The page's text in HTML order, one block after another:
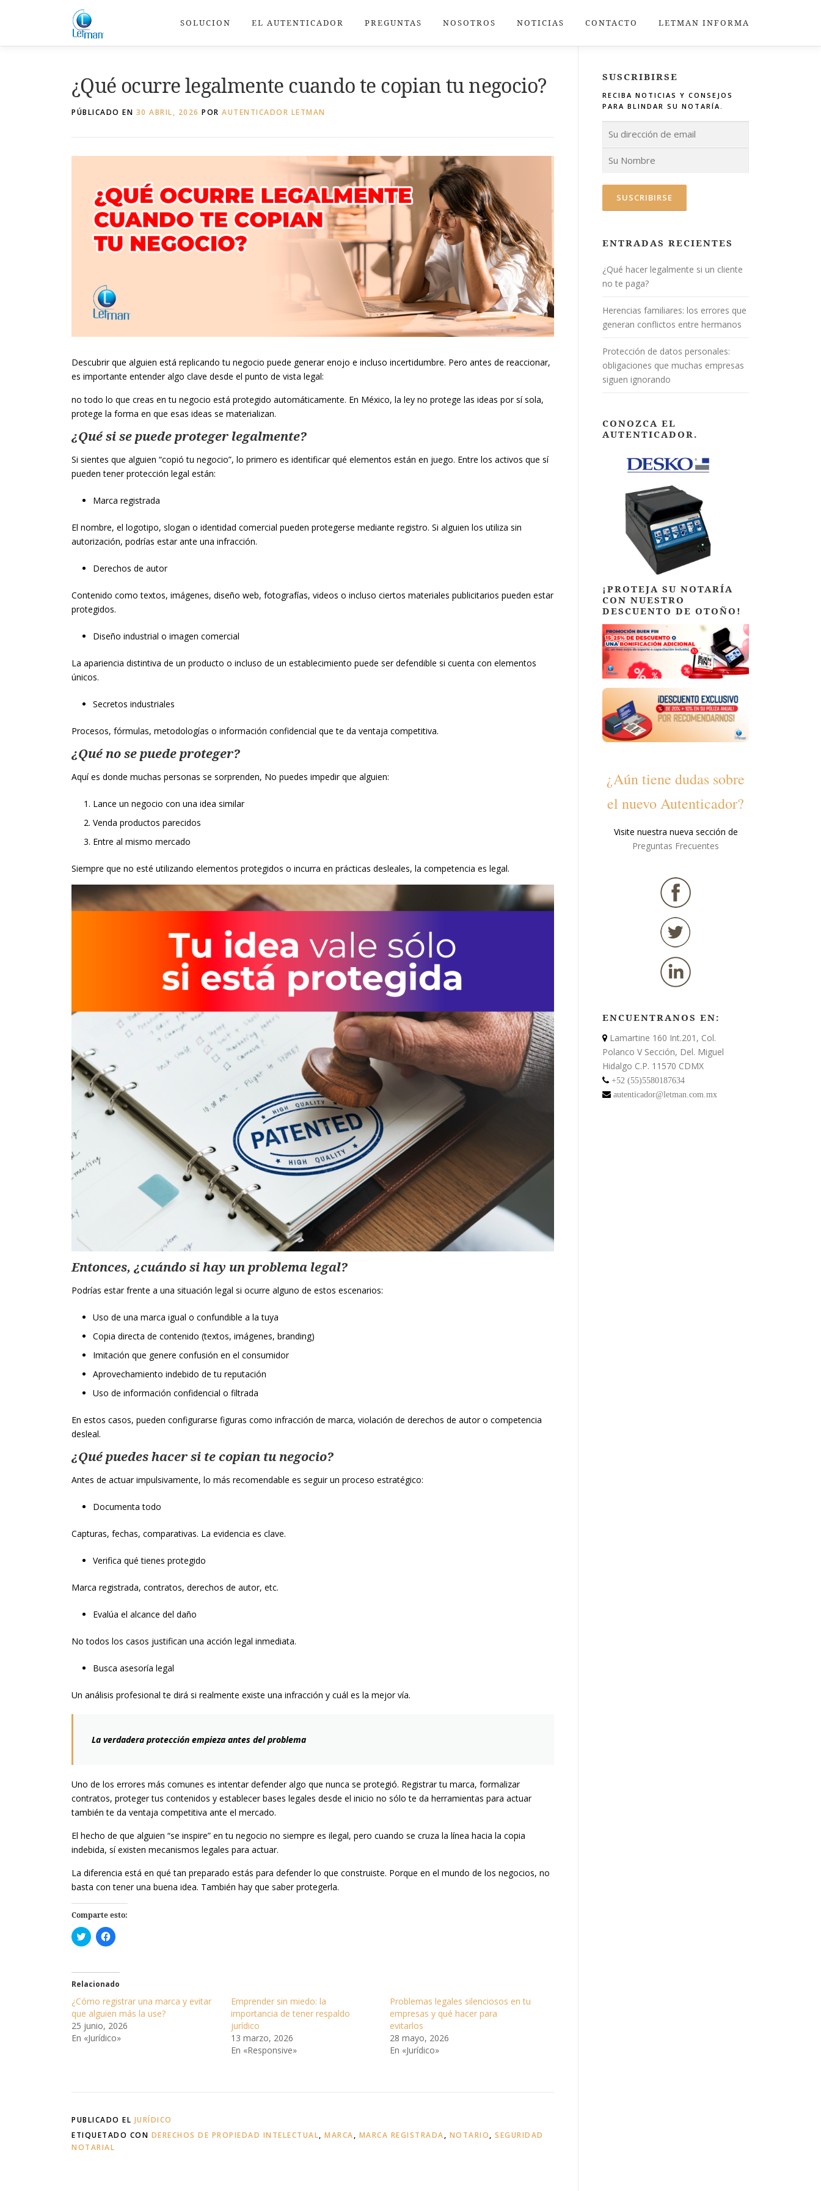
SOLUCION EL AUTENTICADOR PREGUNTAS NOSOTROS NOTICIAS CONTACTO LETMAN INFORMA
¿Qué ocurre legalmente cuando te copian tu negocio?
PÚBLICADO EN 30 ABRIL, 2026 POR AUTENTICADOR LETMAN
Descubrir que alguien está replicando tu negocio puede generar enojo e incluso incertidumbre. Pero antes de reaccionar,
es importante entender algo clave desde el punto de vista legal:
no todo lo que creas en tu negocio está protegido automáticamente. En México, la ley no protege las ideas por sí sola,
protege la forma en que esas ideas se materializan.
¿Qué si se puede proteger legalmente?
Si sientes que alguien “copió tu negocio”, lo primero es identificar qué elementos están en juego. Entre los activos que sí
pueden tener protección legal están:
Marca registrada
El nombre, el logotipo, slogan o identidad comercial pueden protegerse mediante registro. Si alguien los utiliza sin
autorización, podrías estar ante una infracción.
Derechos de autor
Contenido como textos, imágenes, diseño web, fotografías, videos o incluso ciertos materiales publicitarios pueden estar
protegidos.
Diseño industrial o imagen comercial
La apariencia distintiva de un producto o incluso de un establecimiento puede ser defendible si cuenta con elementos
únicos.
Secretos industriales
Procesos, fórmulas, metodologías o información confidencial que te da ventaja competitiva.
¿Qué no se puede proteger?
Aquí es donde muchas personas se sorprenden, No puedes impedir que alguien:
Lance un negocio con una idea similar
Venda productos parecidos
Entre al mismo mercado
Siempre que no esté utilizando elementos protegidos o incurra en prácticas desleales, la competencia es legal.
Entonces, ¿cuándo si hay un problema legal?
Podrías estar frente a una situación legal si ocurre alguno de estos escenarios:
Uso de una marca igual o confundible a la tuya
Copia directa de contenido (textos, imágenes, branding)
Imitación que genere confusión en el consumidor
Aprovechamiento indebido de tu reputación
Uso de información confidencial o filtrada
En estos casos, pueden configurarse figuras como infracción de marca, violación de derechos de autor o competencia
desleal.
¿Qué puedes hacer si te copian tu negocio?
Antes de actuar impulsivamente, lo más recomendable es seguir un proceso estratégico:
Documenta todo
Capturas, fechas, comparativas. La evidencia es clave.
Verifica qué tienes protegido
Marca registrada, contratos, derechos de autor, etc.
Evalúa el alcance del daño
No todos los casos justifican una acción legal inmediata.
Busca asesoría legal
Un análisis profesional te dirá si realmente existe una infracción y cuál es la mejor vía.
La verdadera protección empieza antes del problema
Uno de los errores más comunes es intentar defender algo que nunca se protegió. Registrar tu marca, formalizar
contratos, proteger tus contenidos y establecer bases legales desde el inicio no sólo te da herramientas para actuar
también te da ventaja competitiva ante el mercado.
El hecho de que alguien “se inspire” en tu negocio no siempre es ilegal, pero cuando se cruza la línea hacia la copia
indebida, sí existen mecanismos legales para actuar.
La diferencia está en qué tan preparado estás para defender lo que construiste. Porque en el mundo de los negocios, no
basta con tener una buena idea. También hay que saber protegerla.
Comparte esto:
H
a
i
c
a
r
a
c
o
m
p
w
i
t
t
e
H
a
i
c
a
r
a
c
o
m
a
c
e
o
Relacionado
¿Cómo registrar una marca y evitar
que alguien más la use?
25 junio, 2026
En «Jurídico»
Emprender sin miedo: la
importancia de tener respaldo
jurídico
13 marzo, 2026
En «Responsive»
Problemas legales silenciosos en tu
empresas y qué hacer para
evitarlos
28 mayo, 2026
En «Jurídico»
PUBLICADO EL JURÍDICO
ETIQUETADO CON DERECHOS DE PROPIEDAD INTELECTUAL, MARCA, MARCA REGISTRADA, NOTARIO, SEGURIDAD
NOTARIAL
SUSCRIBIRSE
RECIBA NOTICIAS Y CONSEJOS
PARA BLINDAR SU NOTARÍA.
ENTRADAS RECIENTES
¿Qué hacer legalmente si un cliente
no te paga?
Herencias familiares: los errores que
generan conflictos entre hermanos
Protección de datos personales:
obligaciones que muchas empresas
siguen ignorando
CONOZCA EL
AUTENTICADOR.
¡PROTEJA SU NOTARÍA
CON NUESTRO
DESCUENTO DE OTOÑO!
¿Aún tiene dudas sobre
el nuevo Autenticador?
Visite nuestra nueva sección de
Preguntas Frecuentes
ENCUENTRANOS EN:
Lamartine 160 Int.201, Col.
Polanco V Sección, Del. Miguel
Hidalgo C.P. 11570 CDMX
+52 (55)5580187634
autenticador@letman.com.mx